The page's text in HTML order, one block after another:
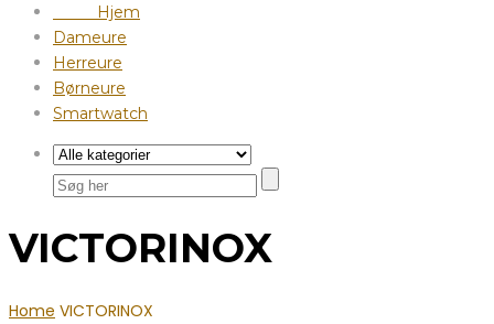
Hjem
Dameure
Herreure
Børneure
Smartwatch
VICTORINOX
Home VICTORINOX